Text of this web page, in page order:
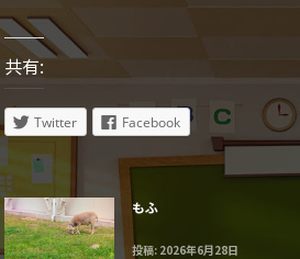
共有:
Twitter Facebook
もふ
投稿: 2026年6月28日